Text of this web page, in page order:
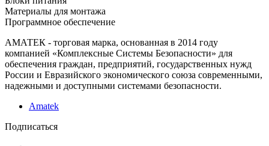
Материалы для монтажа
Программное обеспечение
АМАТЕК - торговая марка, основанная в 2014 году
компанией «Комплексные Системы Безопасности» для
обеспечения граждан, предприятий, государственных нужд
России и Евразийского экономического союза современными,
надежными и доступными системами безопасности.
Amatek
Подписаться